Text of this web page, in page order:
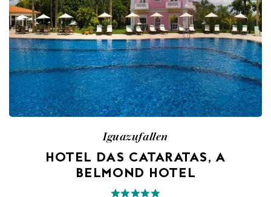
Iguazufallen
HOTEL DAS CATARATAS, A
BELMOND HOTEL